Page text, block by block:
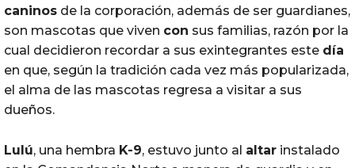
caninos de la corporación, además de ser guardianes,
son mascotas que viven con sus familias, razón por la
cual decidieron recordar a sus exintegrantes este día
en que, según la tradición cada vez más popularizada,
el alma de las mascotas regresa a visitar a sus
dueños.
Lulú, una hembra K-9, estuvo junto al altar instalado